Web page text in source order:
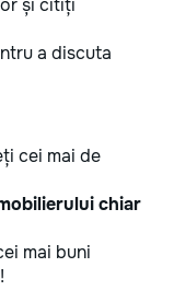
și citiți
a discuta
cei mai de
chiar
mai buni